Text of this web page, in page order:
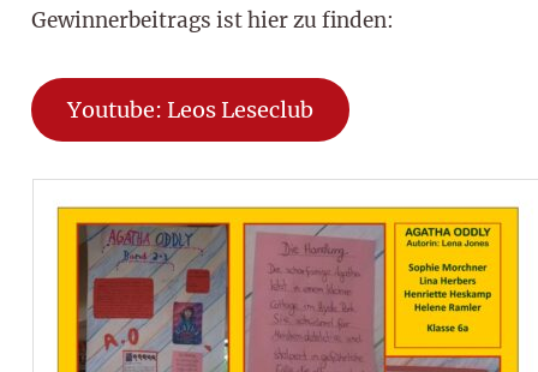
Gewinnerbeitrags ist hier zu finden:
Youtube: Leos Leseclub